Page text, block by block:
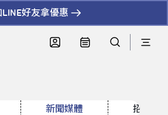
LINE好友拿優惠
新聞媒體 招標資